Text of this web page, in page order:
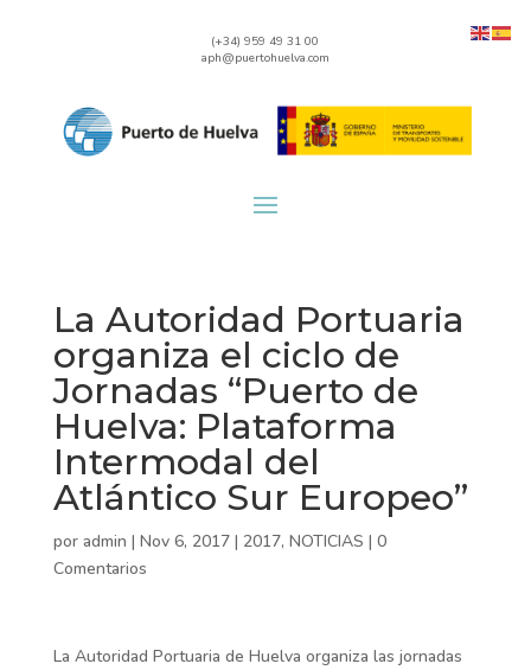
(+34) 959 49 31 00
aph@puertohuelva.com
La Autoridad Portuaria
organiza el ciclo de
Jornadas “Puerto de
Huelva: Plataforma
Intermodal del
Atlántico Sur Europeo”
por admin | Nov 6, 2017| 2017, NOTICIAS | 0
Comentarios
La Autoridad Portuaria de Huelva organiza las jornadas